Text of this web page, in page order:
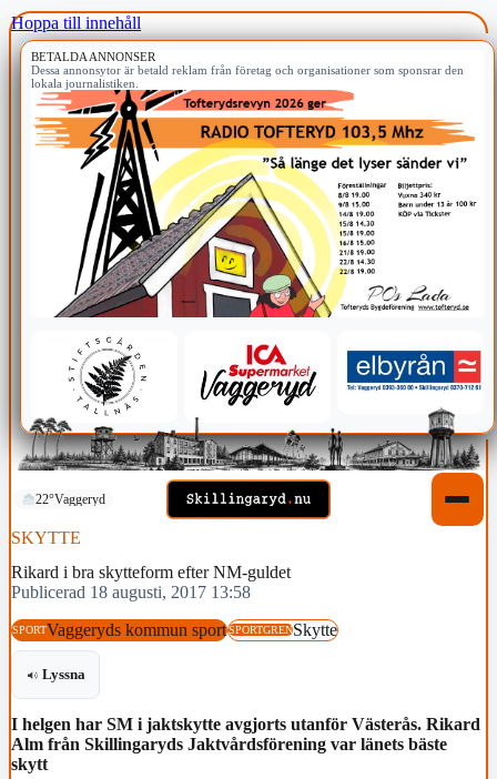
Hoppa till innehåll
BETALDA ANNONSER
Dessa annonsytor är betald reklam från företag och organisationer som sponsrar den
lokala journalistiken.
22°Vaggeryd
SKYTTE
Rikard i bra skytteform efter NM-guldet
Publicerad 18 augusti, 2017 13:58
SPORTVaggeryds kommun sportSPORTGRENSkytte
Lyssna
I helgen har SM i jaktskytte avgjorts utanför Västerås. Rikard
Alm från Skillingaryds Jaktvårdsförening var länets bäste
skytt